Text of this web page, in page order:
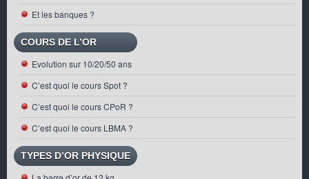
Et les banques ?
COURS DE L’OR
Evolution sur 10/20/50 ans
C’est quoi le cours Spot ?
C’est quoi le cours CPoR ?
C’est quoi le cours LBMA ?
TYPES D’OR PHYSIQUE